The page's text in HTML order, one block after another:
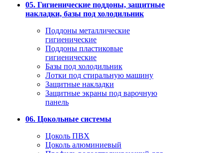
05. Гигиенические поддоны, защитные
накладки, базы под холодильник
Поддоны металлические
гигиенические
Поддоны пластиковые
гигиенические
Базы под холодильник
Лотки под стиральную машину
Защитные накладки
Защитные экраны под варочную
панель
06. Цокольные системы
Цоколь ПВХ
Цоколь алюминиевый